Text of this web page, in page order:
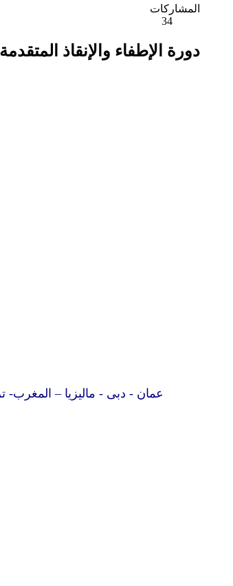
المشاركات
34
دورة الإطفاء والإنقاذ المتقدمة
عمان - دبى - ماليزيا – المغرب-